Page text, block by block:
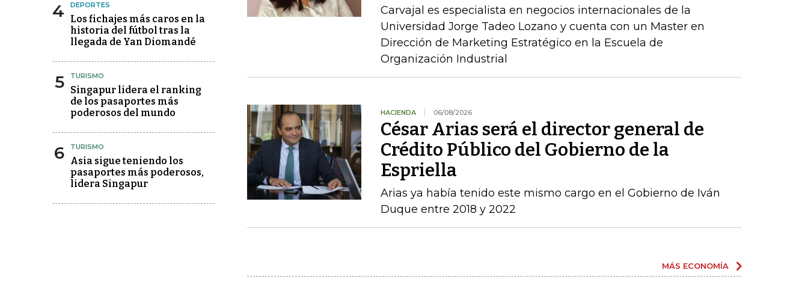
4 DEPORTES
Los fichajes más caros en la
historia del fútbol tras la
llegada de Yan Diomandé
5 TURISMO
Singapur lidera el ranking
de los pasaportes más
poderosos del mundo
6 TURISMO
Asia sigue teniendo los
pasaportes más poderosos,
lidera Singapur
Carvajal es especialista en negocios internacionales de la
Universidad Jorge Tadeo Lozano y cuenta con un Master en
Dirección de Marketing Estratégico en la Escuela de
Organización Industrial
HACIENDA 06/08/2026
César Arias será el director general de
Crédito Público del Gobierno de la
Espriella
Arias ya había tenido este mismo cargo en el Gobierno de Iván
Duque entre 2018 y 2022
MÁS ECONOMÍA